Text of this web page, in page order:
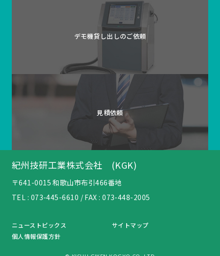
デモ機貸し出しのご依頼
見積依頼
紀州技研工業株式会社 (KGK)
〒641-0015 和歌山市布引466番地
TEL : 073-445-6610 / FAX : 073-448-2005
ニューストピックス
サイトマップ
個人情報保護方針